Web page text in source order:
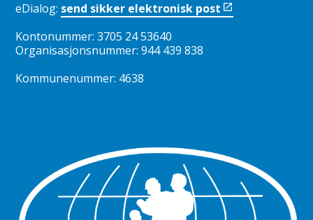
eDialog: send sikker elektronisk post
Kontonummer: 3705 24 53640
Organisasjonsnummer: 944 439 838
Kommunenummer: 4638